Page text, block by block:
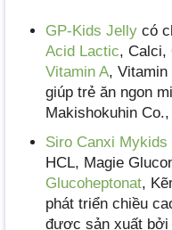
GP-Kids Jelly có
Acid Lactic, Calci,
Vitamin A,
giúp trẻ ăn ngon
Makishokuhin
Siro Canxi Mykids
HCL, Magie
Glucoheptonat,
phát triển chiều
được sản xuất